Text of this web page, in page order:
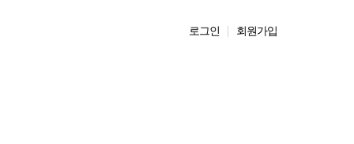
로그인 회원가입